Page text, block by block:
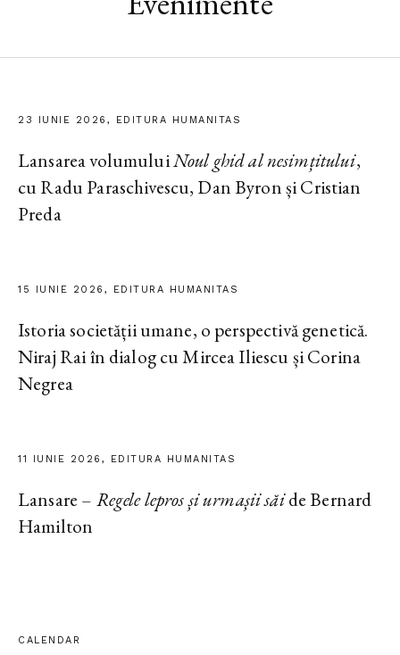
23 IUNIE 2026, EDITURA HUMANITAS
Lansarea volumuluiNoul ghid al nesimțitului,
cu Radu Paraschivescu, Dan Byron și Cristian
Preda
15 IUNIE 2026, EDITURA HUMANITAS
Istoria societății umane, o perspectivă genetică.
Niraj Rai în dialog cu Mircea Iliescu și Corina
Negrea
11 IUNIE 2026, EDITURA HUMANITAS
Lansare – Regele lepros și urmașii săide Bernard
Hamilton
CALENDAR